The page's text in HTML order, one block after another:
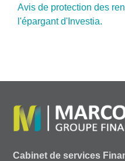
Avis de protection des
l'épargant d'Investia.
Cabinet de services